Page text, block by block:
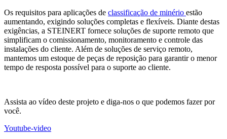
Os requisitos para aplicações de classificação de minério estão
aumentando, exigindo soluções completas e flexíveis. Diante destas
exigências, a STEINERT fornece soluções de suporte remoto que
simplificam o comissionamento, monitoramento e controle das
instalações do cliente. Além de soluções de serviço remoto,
mantemos um estoque de peças de reposição para garantir o menor
tempo de resposta possível para o suporte ao cliente.
Assista ao vídeo deste projeto e diga-nos o que podemos fazer por
você.
Youtube-video